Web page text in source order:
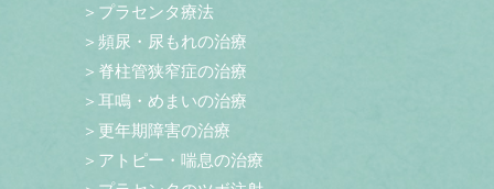
＞プラセンタ療法
＞頻尿・尿もれの治療
＞脊柱管狭窄症の治療
＞耳鳴・めまいの治療
＞更年期障害の治療
＞アトピー・喘息の治療